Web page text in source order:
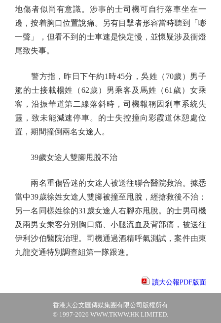
地傷者似尚有意識。涉事的士司機可自行落車坐在一
邊，按着胸口位置說痛。另有目擊者形容當時聽到「嘭
一聲」，但看不到的士車速是快定慢，並懷疑涉及衝燈
尾致失事。
警方指，昨日下午約1時45分，吳姓（70歲）男子
駕的士接載楊姓（62歲）男乘客及馬姓（61歲）女乘
客，沿振華道第二線落斜時，司機報稱因剎車系統失
靈，致未能減速停車。的士失控撞向彩霞道休憩處位
置，期間撞倒兩名女途人。
39歲女途人雙腳甩脫不治
兩名重傷昏迷的女途人被送往聯合醫院救治。據悉
當中39歲徐姓女途人雙腳被撞至甩脫，經搶救後不治；
另一名同樣姓徐的31歲女途人右腳亦甩脫。的士男司機
及兩男女乘客分別胸口痛、小腿流血及背部痛，被送往
伊利沙伯醫院治理。司機通過酒精呼氣測試，案件由東
九龍交通特別調查組第一隊跟進。
讀大公報PDF版面
香港大公文匯傳媒集團有限公司版權所有
© 1997-2026 WWW.TKWW.HK LIMITED.